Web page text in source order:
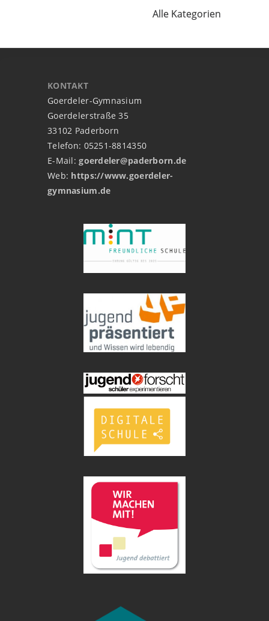
Alle Kategorien
KONTAKT
Goerdeler-Gymnasium
Goerdelerstraße 35
33102 Paderborn
Telefon: 05251-8814350
E-Mail:goerdeler@paderborn.de
Web: https://www.goerdeler-
gymnasium.de